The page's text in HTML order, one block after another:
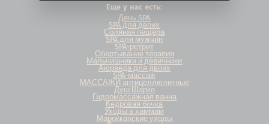
Еще у нас есть:
День SPA
SPA для двоих
Соляная пещера
SPA для мужчин
SPA-ретрит
Обертывание терапия
Мальчишники и девичники
Аюрведа для двоих
SPA-массаж
МАССАЖИ антицеллюлитные
Душ Шарко
Гидромассажная ванна
Кедровая бочка
Уходы в хаммам
Марокканские уходы